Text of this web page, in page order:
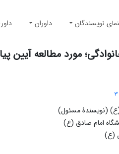
نویسندگان داوران
مورد مطالعه آیین
3
(ع) (نویسندۀ مسئول)
امام صادق (ع)
(ع)